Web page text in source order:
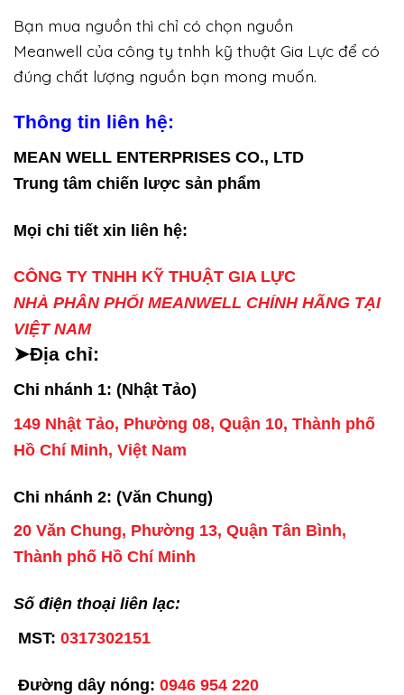
Bạn mua nguồn thì chỉ có chọn nguồn
Meanwell của công ty tnhh kỹ thuật Gia Lực để có
đúng chất lượng nguồn bạn mong muốn.
Thông tin liên hệ:
MEAN WELL ENTERPRISES CO., LTD
Trung tâm chiến lược sản phẩm
Mọi chi tiết xin liên hệ:
CÔNG TY TNHH KỸ THUẬT GIA LỰC
NHÀ PHÂN PHỐI MEANWELL CHÍNH HÃNG TẠI
VIỆT NAM
➤Địa chỉ:
Chi nhánh 1: (Nhật Tảo)
149 Nhật Tảo, Phường 08, Quận 10, Thành phố
Hồ Chí Minh, Việt Nam
Chi nhánh 2: (Văn Chung)
20 Văn Chung, Phường 13, Quận Tân Bình,
Thành phố Hồ Chí Minh
Số điện thoại liên lạc:
MST: 0317302151
Đường dây nóng: 0946 954 220